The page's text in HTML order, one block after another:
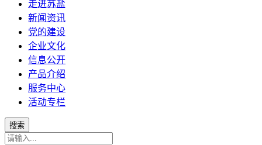
走进苏盐
新闻资讯
党的建设
企业文化
信息公开
产品介绍
服务中心
活动专栏